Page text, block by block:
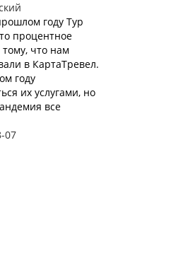
году Тур
процентное
тому, что нам
в КартаТревел.
году
их услугами, но
все
07